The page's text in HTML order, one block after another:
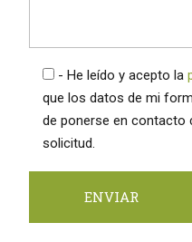
- He leído y acepto la
que los datos de mi
de ponerse en contacto
solicitud.